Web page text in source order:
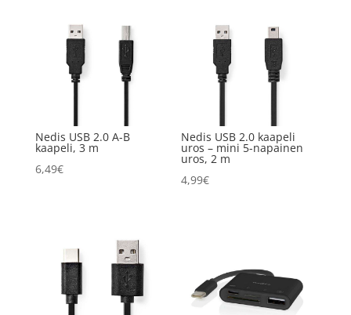
Nedis USB 2.0 A-B
kaapeli, 3 m
6,49€
Nedis USB 2.0 kaapeli
uros – mini 5-napainen
uros, 2 m
4,99€